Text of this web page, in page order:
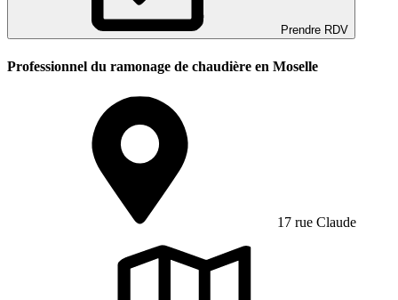
Prendre RDV
Professionnel du ramonage de chaudière en Moselle
17 rue Claude